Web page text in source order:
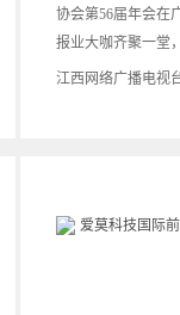
协会第56届年会在
报业大咖齐聚一堂
江西网络广播电视